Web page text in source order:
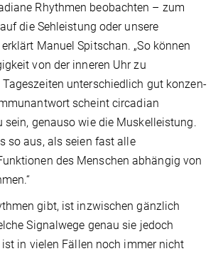
Rhythmen beobachten – zum
die Sehleistung oder unsere
Manuel Spitschan. „So können
von der inneren Uhr zu
unterschiedlich gut konzen­
scheint circadian
sein, genauso wie die Muskelleistung.
so aus, als seien fast alle
des Menschen abhängig von
gibt, ist inzwischen gänzlich
Signalwege genau sie jedoch
ist in vielen Fällen noch immer nicht